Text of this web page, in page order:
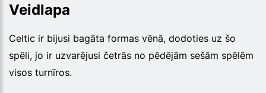
Veidlapa
Celtic ir bijusi bagāta formas vēnā, dodoties uz šo
spēli, jo ir uzvarējusi četrās no pēdējām sešām spēlēm
visos turnīros.